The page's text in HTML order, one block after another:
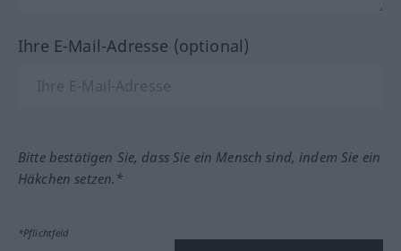
Ihre E-Mail-Adresse (optional)
Bitte bestätigen Sie, dass Sie ein Mensch sind, indem Sie ein
Häkchen setzen.*
*Pflichtfeld